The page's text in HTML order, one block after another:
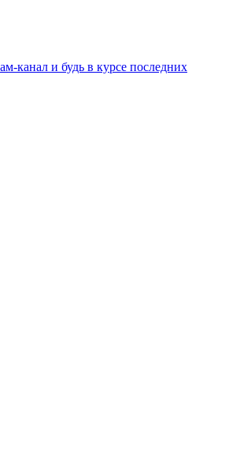
канал и будь в курсе последних